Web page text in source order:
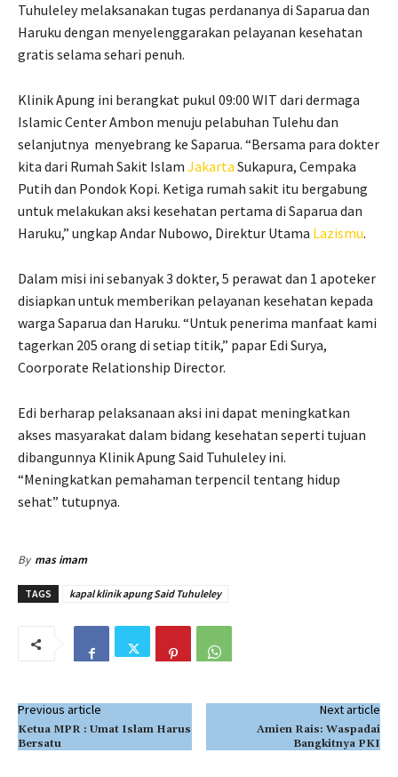
Tuhuleley melaksanakan tugas perdananya di Saparua dan
Haruku dengan menyelenggarakan pelayanan kesehatan
gratis selama sehari penuh.
Klinik Apung ini berangkat pukul 09:00 WIT dari dermaga
Islamic Center Ambon menuju pelabuhan Tulehu dan
selanjutnya menyebrang ke Saparua. “Bersama para dokter
kita dari Rumah Sakit Islam Jakarta Sukapura, Cempaka
Putih dan Pondok Kopi. Ketiga rumah sakit itu bergabung
untuk melakukan aksi kesehatan pertama di Saparua dan
Haruku,” ungkap Andar Nubowo, Direktur Utama Lazismu.
Dalam misi ini sebanyak 3 dokter, 5 perawat dan 1 apoteker
disiapkan untuk memberikan pelayanan kesehatan kepada
warga Saparua dan Haruku. “Untuk penerima manfaat kami
tagerkan 205 orang di setiap titik,” papar Edi Surya,
Coorporate Relationship Director.
Edi berharap pelaksanaan aksi ini dapat meningkatkan
akses masyarakat dalam bidang kesehatan seperti tujuan
dibangunnya Klinik Apung Said Tuhuleley ini.
“Meningkatkan pemahaman terpencil tentang hidup
sehat” tutupnya.
By mas imam
TAGS kapal klinik apung Said Tuhuleley
Previous article
Ketua MPR : Umat Islam Harus
Bersatu
Next article
Amien Rais: Waspadai
Bangkitnya PKI